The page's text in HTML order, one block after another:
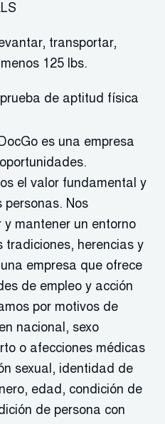
transportar,
125 lbs.
de aptitud física
es una empresa
el valor fundamental y
Nos
y mantener un entorno
tradiciones, herencias y
empresa que ofrece
de empleo y acción
por motivos de
nacional, sexo
o afecciones médicas
sexual, identidad de
edad, condición de
de persona con